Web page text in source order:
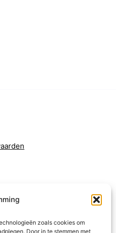
zoals cookies om
Door in te stemmen met